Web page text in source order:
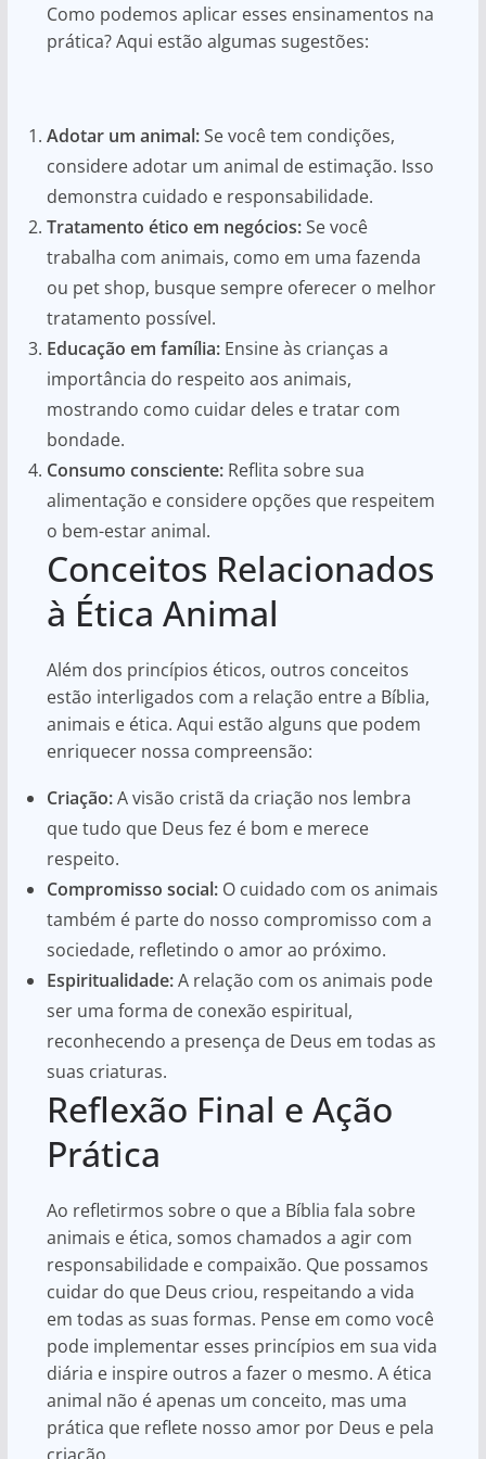
Como podemos aplicar esses ensinamentos na
prática? Aqui estão algumas sugestões:
Adotar um animal:Se você tem condições,
considere adotar um animal de estimação. Isso
demonstra cuidado e responsabilidade.
Tratamento ético em negócios:Se você
trabalha com animais, como em uma fazenda
ou pet shop, busque sempre oferecer o melhor
tratamento possível.
Educação em família:Ensine às crianças a
importância do respeito aos animais,
mostrando como cuidar deles e tratar com
bondade.
Consumo consciente:Reflita sobre sua
alimentação e considere opções que respeitem
o bem-estar animal.
Conceitos Relacionados
à Ética Animal
Além dos princípios éticos, outros conceitos
estão interligados com a relação entre a Bíblia,
animais e ética. Aqui estão alguns que podem
enriquecer nossa compreensão:
Criação:A visão cristã da criação nos lembra
que tudo que Deus fez é bom e merece
respeito.
Compromisso social:O cuidado com os animais
também é parte do nosso compromisso com a
sociedade, refletindo o amor ao próximo.
Espiritualidade:A relação com os animais pode
ser uma forma de conexão espiritual,
reconhecendo a presença de Deus em todas as
suas criaturas.
Reflexão Final e Ação
Prática
Ao refletirmos sobre o que a Bíblia fala sobre
animais e ética, somos chamados a agir com
responsabilidade e compaixão. Que possamos
cuidar do que Deus criou, respeitando a vida
em todas as suas formas. Pense em como você
pode implementar esses princípios em sua vida
diária e inspire outros a fazer o mesmo. A ética
animal não é apenas um conceito, mas uma
prática que reflete nosso amor por Deus e pela
criação.